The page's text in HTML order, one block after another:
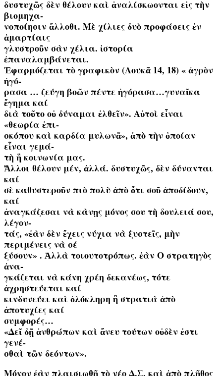
δυστυχῶς δὲν θέλουν καὶ ἀναλίσκωονται εἰς τὴν
βιομηχα-
νοποίησιν ἄλλοθι. Μὲ χίλιες δυὸ προφάσεις ἐν
ἁμαρτίαις
γλυστροῦν σὰν χέλια. ἱστορία
ἐπαναλαμβάνεται.
Ἐφαρμόζεται τὸ γραφικὸν (Λουκᾶ 14, 18) « ἀγρὸν
ἠγό-
ρασα … ζεύγη βοῶν πέντε ἠγόρασα…γυναῖκα
ἔγημα καί
διὰ τοῦτο οὐ δύναμαι ἐλθεῖν». Αὐτοὶ εἶναι
«θεωρία ἐπι-
σκόπου καὶ καρδία μυλωνᾶ», ἀπὸ τὴν ὁποίαν
εἶναι γεμά-
τὴ ἣ κοινωνία μας.
Ἄλλοι θέλουν μέν, ἀλλά. δυστυχῶς, δὲν δύνανται
καί
σὲ καθυστεροῦν πιὸ πολὺ ἀπὸ ὅτι σοῦ ἀποδίδουν,
καί
ἀναγκάζεσαι νὰ κὰνῃς μόνος σου τὴ δουλειά σου,
λέγον-
τάς, «ἐὰν δὲν ἔχεις νύχια νὰ ξυστεῖς, μὴν
περιμένεις νὰ σέ
ξύσουν» . Ἀλλὰ τοιουτοτρόπως. ἐὰν O στρατηγὸς
ἀνα-
γκάζεται νὰ κάνη χρέη δεκανέως, τότε
ἀχρηστεύεται καί
κινδυνεύει καὶ ὁλόκληρη ἣ στρατιὰ ἀπὸ
ἀποτυχίες καί
συμφορές…
«Δεῖ δῇ ἀνθρώπων καὶ ἄνευ τούτων οὐδὲν ἐστι
γενέ-
σθαὶ τῶν δεόντων».
Μόνον ἐὰν πλαισιωθῆ τὸ νέο Δ.Σ. καὶ ἀπὸ πλῆθος